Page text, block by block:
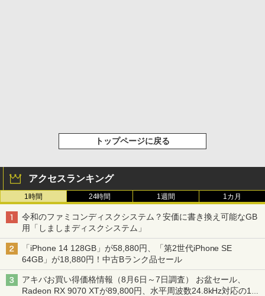
トップページに戻る
アクセスランキング
1時間 24時間 1週間 1カ月
令和のファミコンディスクシステム？安価に書き換え可能なGB
用「しましまディスクシステム」
「iPhone 14 128GB」が58,880円、「第2世代iPhone SE
64GB」が18,880円！中古Bランク品セール
アキバお買い得価格情報（8月6日～7日調査） お盆セール、
Radeon RX 9070 XTが89,800円、水平周波数24.8kHz対応の17